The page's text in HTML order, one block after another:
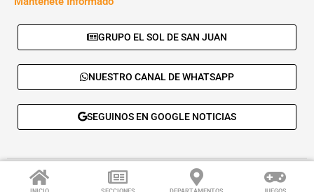
GRUPO EL SOL DE SAN JUAN
NUESTRO CANAL DE WHATSAPP
SEGUINOS EN GOOGLE NOTICIAS
© 2026 - El Sol de San Juan. Todos los derechos reservados. |